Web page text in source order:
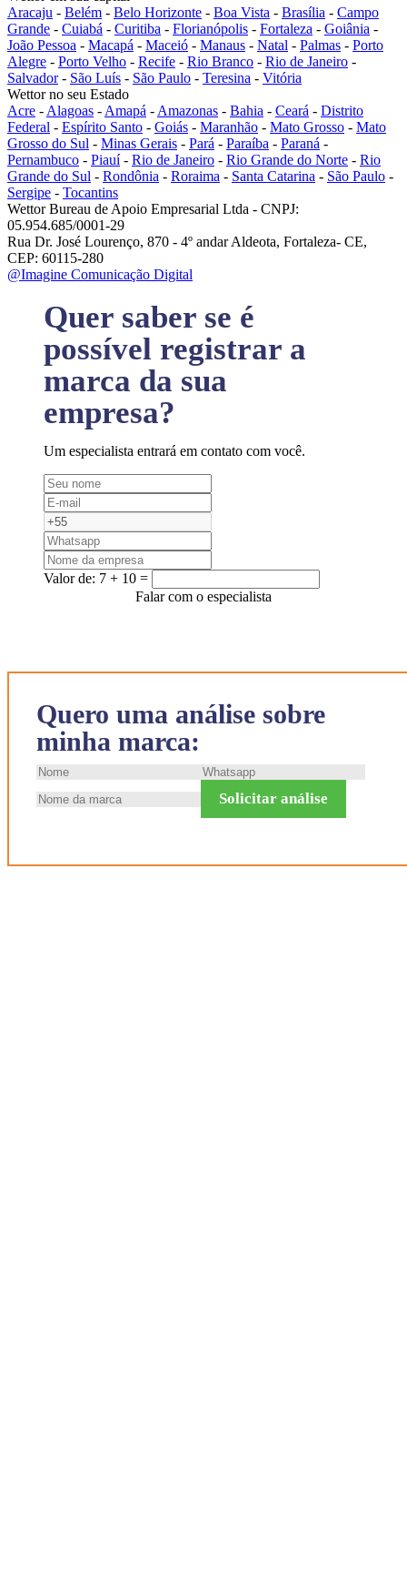
Quero uma análise sobre
minha marca:
Solicitar análise
Aracaju - Belém - Belo Horizonte - Boa Vista - Brasília - Campo
Grande - Cuiabá - Curitiba - Florianópolis - Fortaleza - Goiânia -
João Pessoa - Macapá - Maceió - Manaus - Natal - Palmas - Porto
Alegre - Porto Velho - Recife - Rio Branco - Rio de Janeiro -
Salvador- São Luís - São Paulo - Teresina - Vitória
Wettor no seu Estado
Acre - Alagoas - Amapá - Amazonas - Bahia - Ceará - Distrito
Federal - Espírito Santo - Goiás - Maranhão - Mato Grosso - Mato
Grosso do Sul - Minas Gerais - Pará - Paraíba - Paraná -
Pernambuco - Piauí- Rio de Janeiro - Rio Grande do Norte - Rio
Grande do Sul - Rondônia - Roraima - Santa Catarina - São Paulo -
Sergipe - Tocantins
Wettor Bureau de Apoio Empresarial Ltda - CNPJ:
05.954.685/0001-29
Rua Dr. José Lourenço, 870 - 4º andar Aldeota, Fortaleza- CE,
CEP: 60115-280
@Imagine Comunicação Digital
Quer saber se é
possível registrar a
marca da sua
empresa?
Um especialista entrará em contato com você.
Valor de: 7 + 10 =
Falar com o especialista